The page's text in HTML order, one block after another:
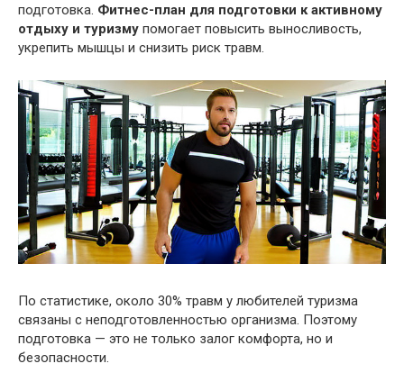
подготовка. Фитнес-план для подготовки к активному
отдыху и туризму помогает повысить выносливость,
укрепить мышцы и снизить риск травм.
По статистике, около 30% травм у любителей туризма
связаны с неподготовленностью организма. Поэтому
подготовка — это не только залог комфорта, но и
безопасности.